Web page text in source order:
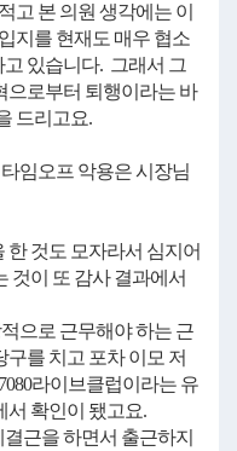
고 본 의원 생각에는 이
지를 현재도 매우 협소
있습니다. 그래서 그
으로부터 퇴행이라는 바
드리고요.
임오프 악용은 시장님
한 것도 모자라서 심지어
것이 또 감사 결과에서
으로 근무해야 하는 근
를 치고 포차 이모 저
라이브클럽이라는 유
서 확인이 됐고요.
근을 하면서 출근하지